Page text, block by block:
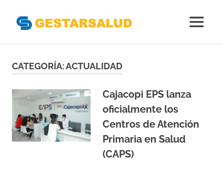
Gestoras
Aseguramiento
de
la
Salud
MENÚ
CATEGORÍA:ACTUALIDAD
Cajacopi EPS lanza
oficialmente los
Centros de Atención
Primaria en Salud
(CAPS)